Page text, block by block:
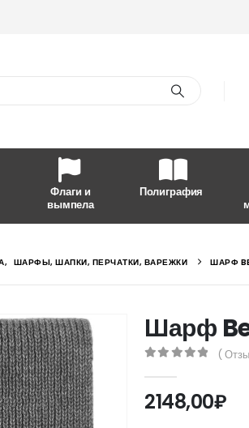
Флаги и
вымпела
Полиграфия
, ШАРФЫ, ШАПКИ, ПЕРЧАТКИ, ВАРЕЖКИ ШАРФ
Шарф
(
2148,00₽